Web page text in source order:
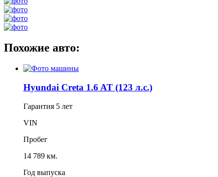
Похожие авто:
Hyundai Creta 1.6 AT (123 л.с.)
Гарантия 5 лет
VIN
Пробег
14 789 км.
Год выпуска